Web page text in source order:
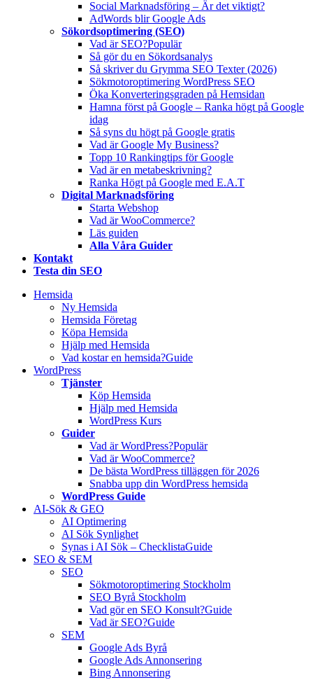
Social Marknadsföring – Är det viktigt?
AdWords blir Google Ads
Sökordsoptimering (SEO)
Vad är SEO?Populär
Så gör du en Sökordsanalys
Så skriver du Grymma SEO Texter (2026)
Sökmotoroptimering WordPress SEO
Öka Konverteringsgraden på Hemsidan
Hamna först på Google – Ranka högt på Google
idag
Så syns du högt på Google gratis
Vad är Google My Business?
Topp 10 Rankingtips för Google
Vad är en metabeskrivning?
Ranka Högt på Google med E.A.T
Digital Marknadsföring
Starta Webshop
Vad är WooCommerce?
Läs guiden
Alla Våra Guider
Kontakt
Testa din SEO
Hemsida
Ny Hemsida
Hemsida Företag
Köpa Hemsida
Hjälp med Hemsida
Vad kostar en hemsida?Guide
WordPress
Tjänster
Köp Hemsida
Hjälp med Hemsida
WordPress Kurs
Guider
Vad är WordPress?Populär
Vad är WooCommerce?
De bästa WordPress tilläggen för 2026
Snabba upp din WordPress hemsida
WordPress Guide
AI-Sök & GEO
AI Optimering
AI Sök Synlighet
Synas i AI Sök – ChecklistaGuide
SEO & SEM
SEO
Sökmotoroptimering Stockholm
SEO Byrå Stockholm
Vad gör en SEO Konsult?Guide
Vad är SEO?Guide
SEM
Google Ads Byrå
Google Ads Annonsering
Bing Annonsering